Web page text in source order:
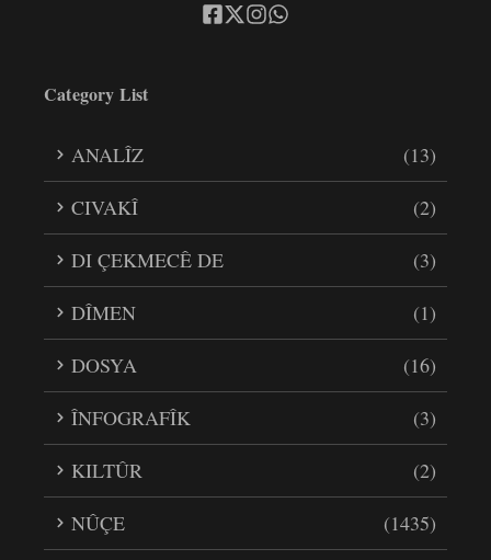
Category List
ANALÎZ
(13)
CIVAKÎ
(2)
DI ÇEKMECÊ DE
(3)
DÎMEN
(1)
DOSYA
(16)
ÎNFOGRAFÎK
(3)
KILTÛR
(2)
NÛÇE
(1435)